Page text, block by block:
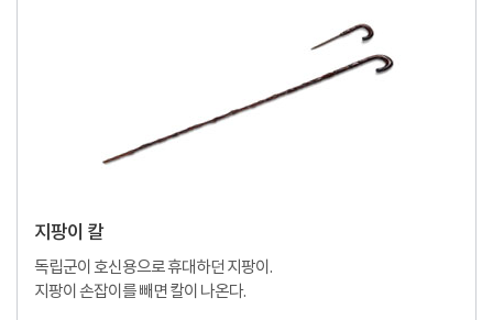
지팡이 칼
독립군이 호신용으로 휴대하던 지팡이.
지팡이 손잡이를 빼면 칼이 나온다.